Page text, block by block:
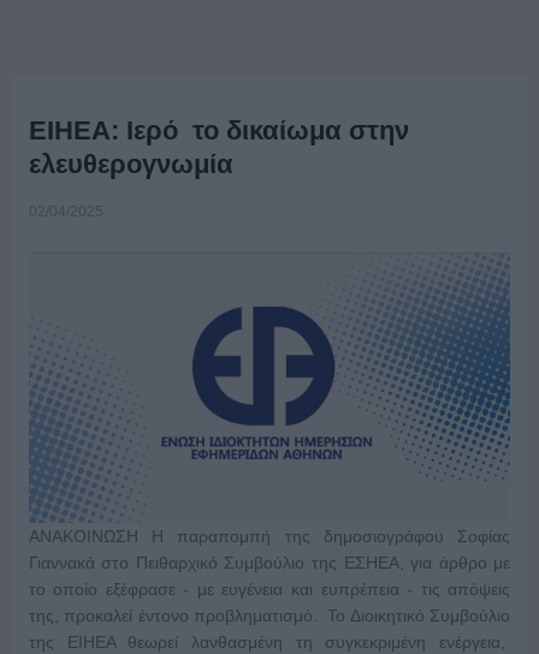
ΕΙΗΕΑ: Ιερό το δικαίωμα στην
ελευθερογνωμία
02/04/2025
ΑΝΑΚΟΙΝΩΣΗ Η παραπομπή της δημοσιογράφου Σοφίας
Γιαννακά στο Πειθαρχικό Συμβούλιο της ΕΣΗΕΑ, για άρθρο με
το οποίο εξέφρασε - με ευγένεια και ευπρέπεια - τις απόψεις
της, προκαλεί έντονο προβληματισμό. Το Διοικητικό Συμβούλιο
της ΕΙΗΕΑ θεωρεί λανθασμένη τη συγκεκριμένη ενέργεια,